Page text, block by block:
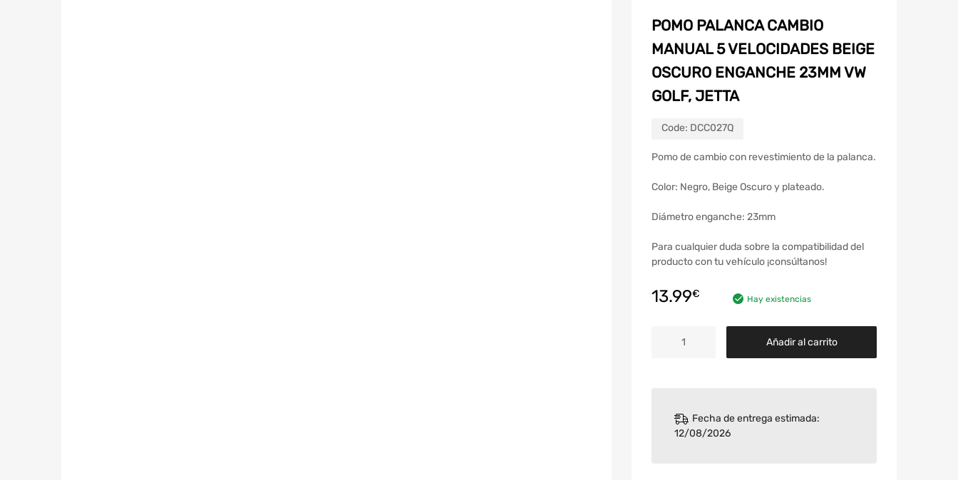
POMO PALANCA CAMBIO
MANUAL 5 VELOCIDADES BEIGE
OSCURO ENGANCHE 23MM VW
GOLF, JETTA
Code: DCC027Q
Pomo de cambio con revestimiento de la palanca.
Color: Negro, Beige Oscuro y plateado.
Diámetro enganche: 23mm
Para cualquier duda sobre la compatibilidad del
producto con tu vehículo ¡consúltanos!
13.99€ Hay existencias
Añadir al carrito
Fecha de entrega estimada:
12/08/2026